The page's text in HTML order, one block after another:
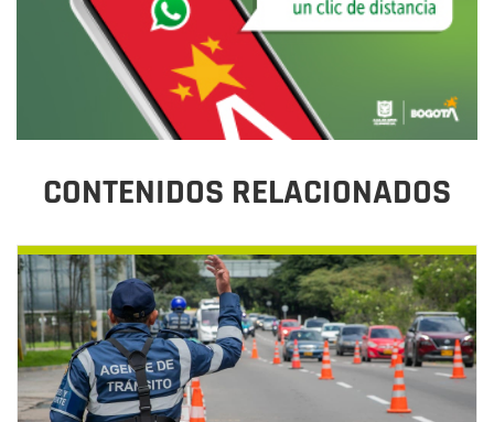
CONTENIDOS RELACIONADOS